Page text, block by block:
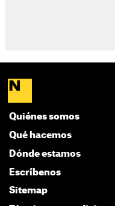
Quiénes somos
Qué hacemos
Dónde estamos
Escríbenos
Sitemap